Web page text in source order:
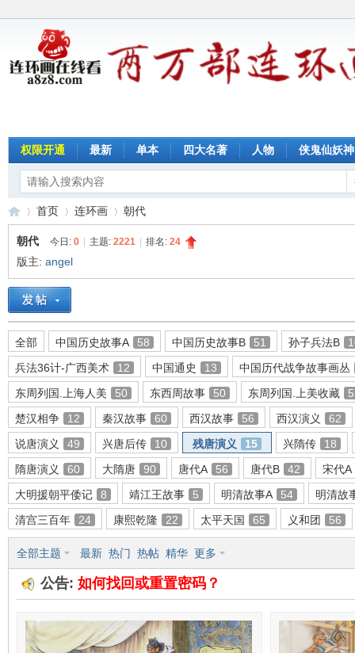
权限开通 最新 单本 四大名著 人物 侠鬼仙妖神
连
环
»
首页
›
连环画
›
朝代
朝代 今日: 0 主题: 2221 排名: 24
版主: angel
全部 中国历史故事A 58 中国历史故事B 51 孙子兵法B
兵法36计-广西美术
12 中国通史 13
中国历代战争故事画丛
东周列国.上海人美
50 东西周故事 50 东周列国.上美收藏
楚汉相争
12 秦汉故事 60 西汉故事 56 西汉演义
62
说唐演义
49 兴唐后传 10 残唐演义 15 兴隋传
18
隋唐演义
60 大隋唐 90 唐代A 56 唐代B 42
宋代A
大明援朝平倭记
8 靖江王故事 5 明清故事A 54
明清故
清宫三百年
24 康熙乾隆 22 太平天国 65 义和团 56
全部主题 最新 热门 热帖 精华 更多
公告: 如何找回或重置密码？